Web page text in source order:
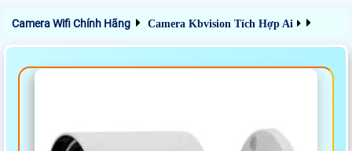
Camera Wifi Chính Hãng Camera Kbvision Tích Hợp Ai